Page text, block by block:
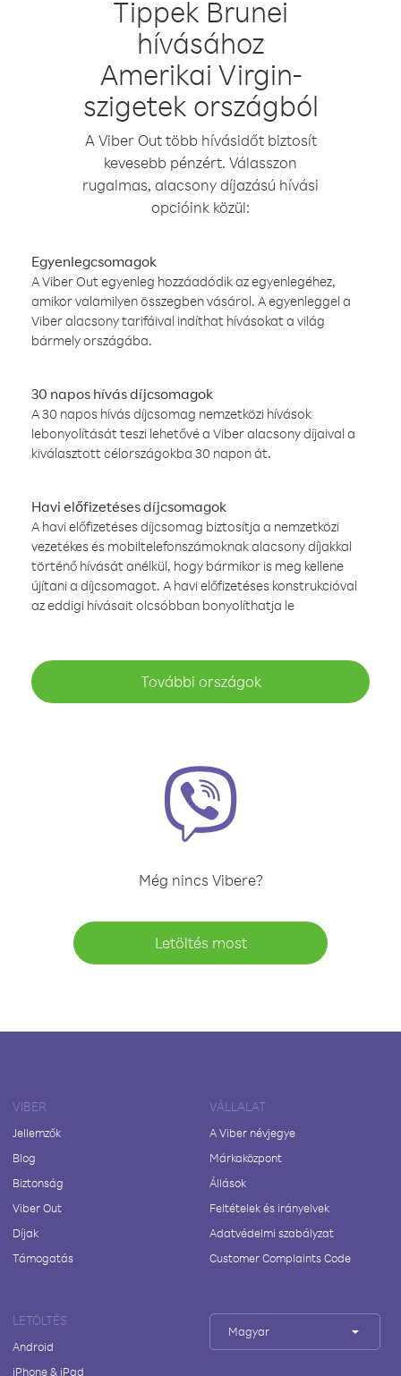
Tippek Brunei
hívásához
Amerikai Virgin-
szigetek országból
A Viber Out több hívásidőt biztosít
kevesebb pénzért. Válasszon
rugalmas, alacsony díjazású hívási
opcióink közül:
Egyenlegcsomagok
A Viber Out egyenleg hozzáadódik az egyenlegéhez,
amikor valamilyen összegben vásárol. A egyenleggel a
Viber alacsony tarifáival indíthat hívásokat a világ
bármely országába.
30 napos hívás díjcsomagok
A 30 napos hívás díjcsomag nemzetközi hívások
lebonyolítását teszi lehetővé a Viber alacsony díjaival a
kiválasztott célországokba 30 napon át.
Havi előfizetéses díjcsomagok
A havi előfizetéses díjcsomag biztosítja a nemzetközi
vezetékes és mobiltelefonszámoknak alacsony díjakkal
történő hívását anélkül, hogy bármikor is meg kellene
újítani a díjcsomagot. A havi előfizetéses konstrukcióval
az eddigi hívásait olcsóbban bonyolíthatja le
További országok
Még nincs Vibere?
Letöltés most
VIBER
Jellemzők
Blog
Biztonság
Viber Out
Díjak
Támogatás
VÁLLALAT
A Viber névjegye
Márkaközpont
Állások
Feltételek és irányelvek
Adatvédelmi szabályzat
Customer Complaints Code
LETÖLTÉS
Android
iPhone & iPad
Magyar